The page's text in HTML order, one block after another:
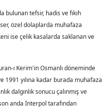
bulunan tefsir, hadis ve fıkıh
özel dolaplarda muhafaza
ise çelik kasalarda saklanan ve
ı Kerim'in Osmanlı döneminde
yılına kadar burada muhafaza
dalgınlık sonucu çalınmış ve
anda İnterpol tarafından